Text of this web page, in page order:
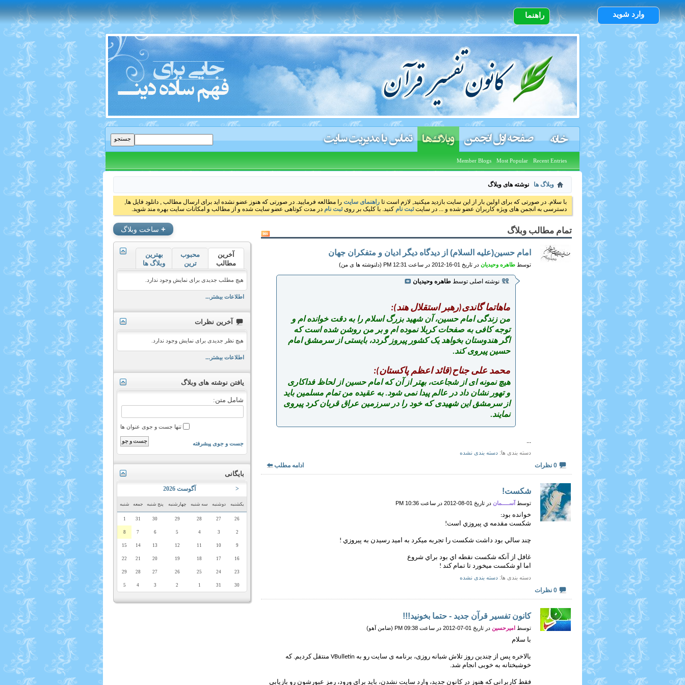
راهنما وارد شوید
خانه صفحه اول انجمن وبلاگ‌ها
Recent Entries
Most Popular
Member Blogs
تماس با مدیریت سایت
وبلاگ ها نوشته های وبلاگ
با سلام. در صورتی که برای اولین بار از این سایت بازدید میکنید, لازم است تا راهنمای سایت را مطالعه فرمایید. در صورتی که هنوز عضو نشده اید برای ارسال مطالب , دانلود فایل ها,
دسترسی به انجمن های ویژه کاربران عضو شده و ... در سایتثبت نام کنید. با کلیک بر رویثبت نام در مدت کوتاهی عضو سایت شده و از مطالب و امکانات سایت بهره مند شوید.
تمام مطالب وبلاگ
امام حسین(علیه السلام) از دیدگاه دیگر ادیان و متفکران جهان
توسط طاهره وحیدیان در تاریخ 01-16-2012 در ساعت 12:31 PM (دلنوشته ها ی من)
نوشته اصلی توسط طاهره وحیدیان
ماهاتما گاندى(رهبر استقلال هند):
من زندگى امام حسین، آن شهید بزرگ اسلام را به دقت خوانده‏ ام و
توجه کافى به صفحات کربلا نموده‏ ام و بر من روشن شده است که
اگر هندوستان بخواهد یک کشور پیروز گردد، بایستى از سرمشق امام
حسین پیروى کند.
محمد على جناح(قائد اعظم پاکستان):
هیچ نمونه‏ اى از شجاعت، بهتر از آن که امام حسین از لحاظ فداکارى
و تهور نشان داد در عالم پیدا نمی شود. به عقیده من تمام مسلمین باید
از سرمشق این شهیدى که خود را در سرزمین عراق قربان کرد پیروى
نمایند.
...
دسته بندی ها دسته بندی نشده
0 نظرات ادامه مطلب
شكست!
توسط آســـــمان در تاریخ 01-08-2012 در ساعت 10:36 PM
خوانده بود:
شكست مقدمه ي پيروزي است!
چند سالي بود داشت شكست را تجربه ميكرد به اميد رسيدن به پيروزي !
غافل از آنكه شكست نقطه اي بود براي شروع
اما او شكست ميخورد تا تمام كند !
دسته بندی ها دسته بندی نشده
0 نظرات
کانون تفسیر قرآن جدید - حتما بخونید!!!
توسط امیرحسین در تاریخ 01-07-2012 در ساعت 09:38 PM (ضامن آهو)
با سلام
بالاخره پس از چندین روز تلاش شبانه روزی، برنامه ی سایت رو به VBulletin منتقل کردیم. که
خوشبختانه به خوبی انجام شد.
فقط کاربرانی که هنوز در کانون جدید، وارد سایت نشدن، باید برای ورود، رمز عبورشون رو بازیابی
+ ساخت وبلاگ
آخرین
مطالب
محبوب
ترین
بهترین
وبلاگ ها
هیچ مطلب جدیدی برای نمایش وجود ندارد.
اطلاعات بیشتر...
آخرین نظرات
هیچ نظر جدیدی برای نمایش وجود ندارد.
اطلاعات بیشتر...
یافتن نوشته های وبلاگ
شامل متن:
تنها جست و جوی عنوان ها
جست و جوی پیشرفته
بایگانی
< آگوست 2026
یکشنبه دوشنبه سه شنبه چهارشنبه پنج شنبه جمعه شنبه
26
27
28
29
30
31
1
2
3
4
5
6
7
8
9
10
11
12
13
14
15
16
17
18
19
20
21
22
23
24
25
26
27
28
29
30
31
1
2
3
4
5